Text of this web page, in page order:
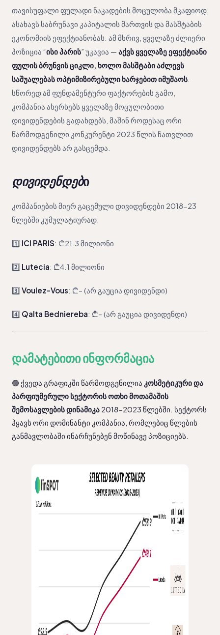
თავისუფალი ფულადი ნაკადების მოცულობა მკაფიოდ
ასახავს საბრუნავი კაპიტალის მართვის და მასშტაბის
ეკონომიის ეფექტიანობას. ამ მხრივ, ყველაზე ძლიერი
პოზიცია “ისი პარის” უკავია — აქვს ყველაზე ეფექტიანი
ფულის ბრუნვის ციკლი, ხოლო მასშტაბი აძლევს
საშუალებას ოპტიმიზირებული ხარჯებით იმუშაოს
სწორედ ამ ფუნდამენტური ფაქტორების გამო,
კომპანია ახერხებს ყველაზე მოცულობითი
დივიდენდების გადახდებს, მაშინ როდესაც ორი
წარმოდგენილი კონკურენტი 2023 წლის ჩათვლით
დივიდენდებს არ გასცემდა.
დივიდენდები
კომპანიების მიერ გაცემული დივიდენდები 2018-23
წლებში კუმულატიურად:
1️⃣ ICI PARIS: ₾21.3 მილიონი
2️⃣ Lutecia: ₾4.1 მილიონი
3️⃣ Voulez-Vous: ₾– (არ გაუცია დივიდენდი)
4️⃣ Qalta Bedniereba: ₾– (არ გაუცია დივიდენდი)
დამატებითი ინფორმაცია
🟢 ქვედა გრაფიკში წარმოდგენილია კოსმეტიკური და
პარფიუმერული სექტორის ოთხი მოთამაშის
შემოსავლების დინამიკა 2018-2023 წლებში. სექტორს
ჰყავს ორი დომინანტი კომპანია, რომლებიც წლების
განმავლობაში ინარჩუნებენ მოწინავე პოზიციებს.